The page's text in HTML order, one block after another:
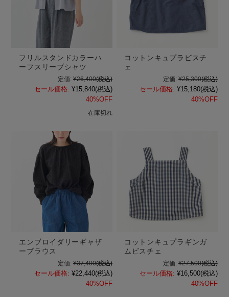
フリルスタンドカラーハ
ーフスリーブシャツ
定価: ¥26,400(税込)
セール価格: ¥15,840(税込)
40%OFF
在庫切れ
コットンキュプラビスチ
ェ
定価: ¥25,300(税込)
セール価格: ¥15,180(税込)
40%OFF
エンブロイダリーギャザ
ーブラウス
定価: ¥37,400(税込)
セール価格: ¥22,440(税込)
40%OFF
コットンキュプラギンガ
ムビスチェ
定価: ¥27,500(税込)
セール価格: ¥16,500(税込)
40%OFF